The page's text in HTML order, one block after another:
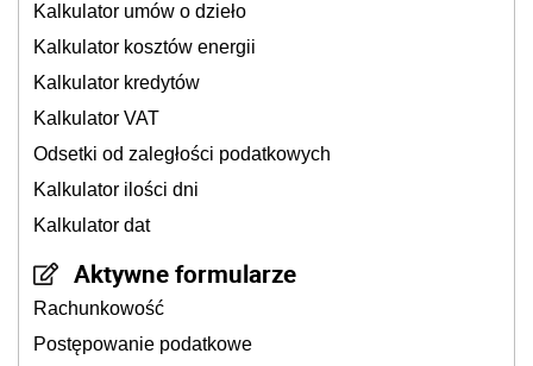
Kalkulator umów o dzieło
Kalkulator kosztów energii
Kalkulator kredytów
Kalkulator VAT
Odsetki od zaległości podatkowych
Kalkulator ilości dni
Kalkulator dat
Aktywne formularze
Rachunkowość
Postępowanie podatkowe